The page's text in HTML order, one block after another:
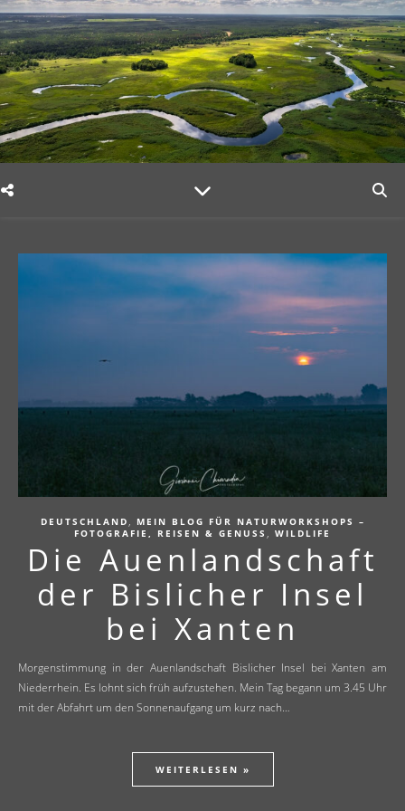
DEUTSCHLAND , MEIN BLOG FÜR NATURWORKSHOPS –
FOTOGRAFIE, REISEN & GENUSS , WILDLIFE
Die Auenlandschaft
der Bislicher Insel
bei Xanten
Morgenstimmung in der Auenlandschaft Bislicher Insel bei Xanten am
Niederrhein. Es lohnt sich früh aufzustehen. Mein Tag begann um 3.45 Uhr
mit der Abfahrt um den Sonnenaufgang um kurz nach…
WEITERLESEN »